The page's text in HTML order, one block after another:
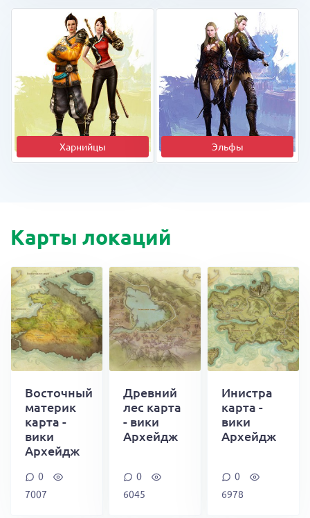
Харнийцы Эльфы
Карты локаций
Восточный
материк
карта -
вики
Архейдж
0
7007
Древний
лес карта
- вики
Архейдж
0
6045
Инистра
карта -
вики
Архейдж
0
6978